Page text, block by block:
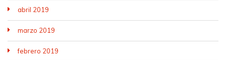
abril 2019
marzo 2019
febrero 2019